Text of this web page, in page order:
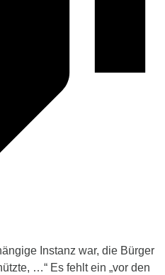
Instanz war, die Bürger
…“ Es fehlt ein „vor den